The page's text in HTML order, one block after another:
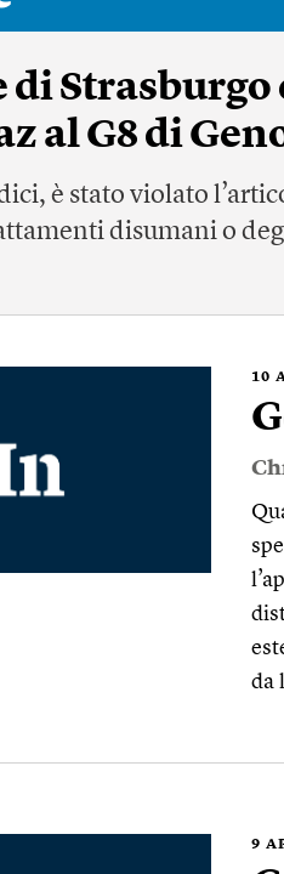
di
al G8 di
è stato violato
disumani o
10
da
9